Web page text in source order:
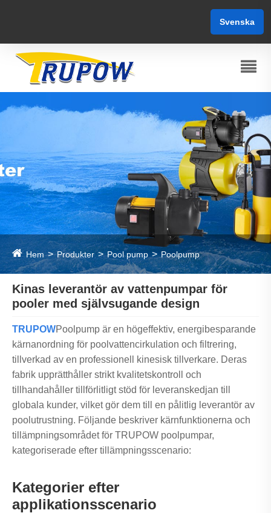
Svenska
Hem Produkter Pool pump Poolpump
Kinas leverantör av vattenpumpar för
pooler med självsugande design
TRUPOWPoolpump är en högeffektiv, energibesparande
kärnanordning för poolvattencirkulation och filtrering,
tillverkad av en professionell kinesisk tillverkare. Deras
fabrik upprätthåller strikt kvalitetskontroll och
tillhandahåller tillförlitligt stöd för leveranskedjan till
globala kunder, vilket gör dem till en pålitlig leverantör av
poolutrustning. Följande beskriver kärnfunktionerna och
tillämpningsområdet för TRUPOW poolpumpar,
kategoriserade efter tillämpningsscenario:
Kategorier efter
applikationsscenario